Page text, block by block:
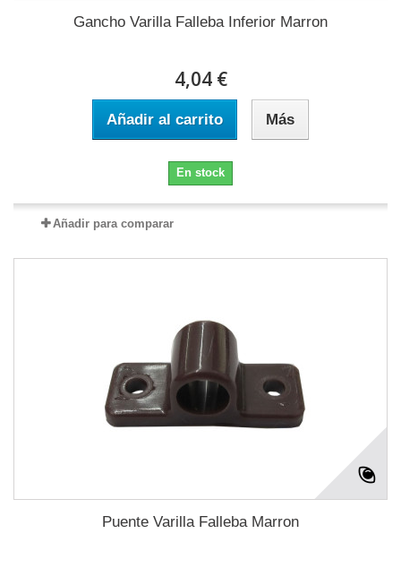
Gancho Varilla Falleba Inferior Marron
4,04 €
Añadir al carrito Más
En stock
Añadir para comparar
Puente Varilla Falleba Marron